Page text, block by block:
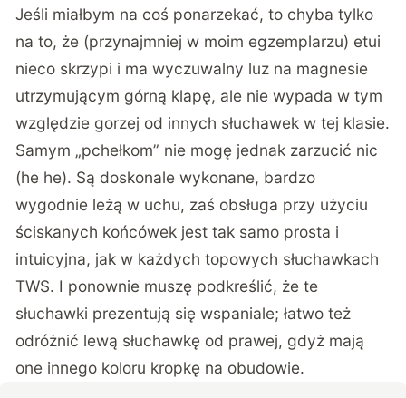
Jeśli miałbym na coś ponarzekać, to chyba tylko
na to, że (przynajmniej w moim egzemplarzu) etui
nieco skrzypi i ma wyczuwalny luz na magnesie
utrzymującym górną klapę, ale nie wypada w tym
względzie gorzej od innych słuchawek w tej klasie.
Samym „pchełkom” nie mogę jednak zarzucić nic
(he he). Są doskonale wykonane, bardzo
wygodnie leżą w uchu, zaś obsługa przy użyciu
ściskanych końcówek jest tak samo prosta i
intuicyjna, jak w każdych topowych słuchawkach
TWS. I ponownie muszę podkreślić, że te
słuchawki prezentują się wspaniale; łatwo też
odróżnić lewą słuchawkę od prawej, gdyż mają
one innego koloru kropkę na obudowie.